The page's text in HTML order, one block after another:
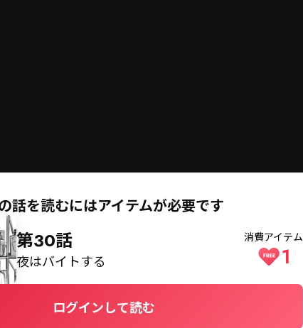
話を読むにはアイテムが必要です
第30話
夜はバイトする
消費アイテム
1
ログインして読む